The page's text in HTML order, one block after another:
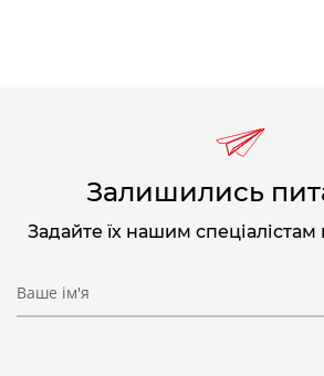
Залишились
Задайте їх нашим
Ваше ім'я